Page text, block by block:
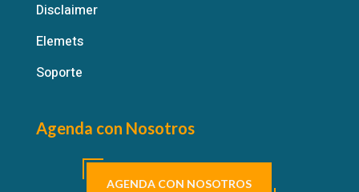
Disclaimer
Elemets
Soporte
Agenda con Nosotros
AGENDA CON NOSOTROS